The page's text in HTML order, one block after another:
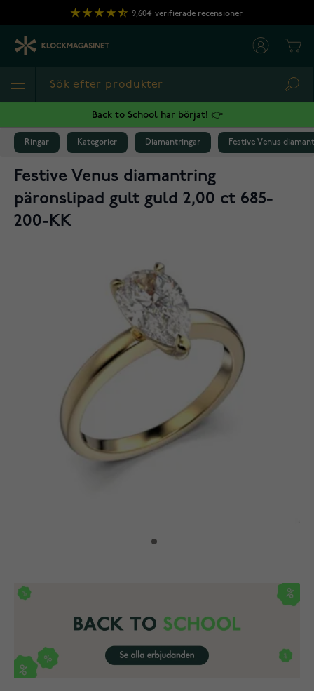
Hoppa till innehållet
9,604 verifierade recensioner
Back to School har börjat! 👉
Ringar Kategorier Diamantringar Festive Venus
Festive Venus diamantring
päronslipad gult guld 2,00 ct 685-
200-KK